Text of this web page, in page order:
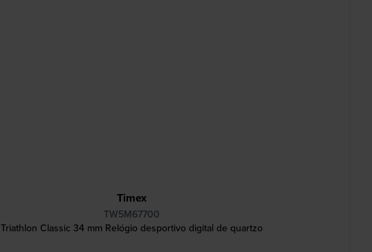
Timex
TW5M67700
Triathlon Classic 34 mm Relógio desportivo digital de quartzo